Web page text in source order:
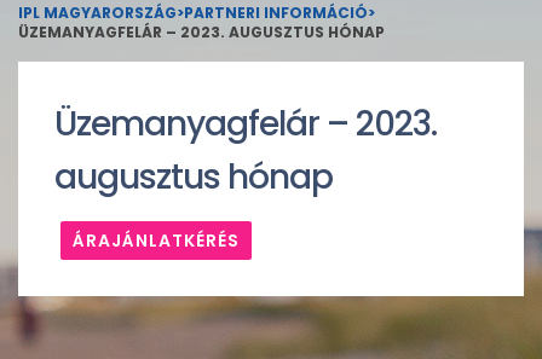
IPL MAGYARORSZÁG>PARTNERI INFORMÁCIÓ>
ÜZEMANYAGFELÁR – 2023. AUGUSZTUS HÓNAP
Üzemanyagfelár – 2023.
augusztus hónap
ÁRAJÁNLATKÉRÉS